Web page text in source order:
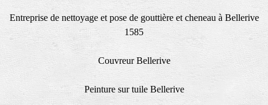
Entreprise de nettoyage et pose de gouttière et cheneau à Bellerive
1585
Couvreur Bellerive
Peinture sur tuile Bellerive